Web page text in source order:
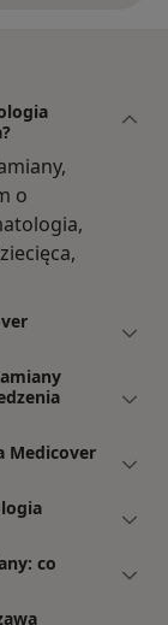
o
Medicover
co